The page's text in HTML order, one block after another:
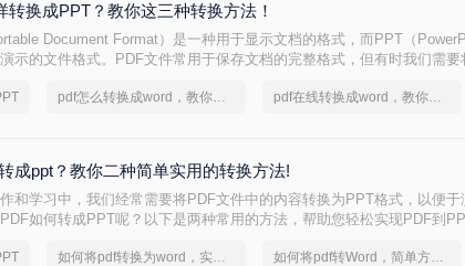
转换成PPT？教你这三种转换方法！
Document Format）是一种用于显示文档的格式，而PPT（
示的文件格式。PDF文件常用于保存文档的完整格式，但有时我们需要
法，以帮助您将PDF文件转换为PPT文件。
pdf怎么转换成word，教你一个方法 pdf在线转换成word，教你一个方法
成ppt？教你二种简单实用的转换方法!
和学习中，我们经常需要将PDF文件中的内容转换为PPT格式，以便于
如何转成PPT呢？以下是两种常用的方法，帮助您轻松实现PDF到
如何将pdf转换为word，实用的方法来了 如何将pdf转Word，简单方法教你一招